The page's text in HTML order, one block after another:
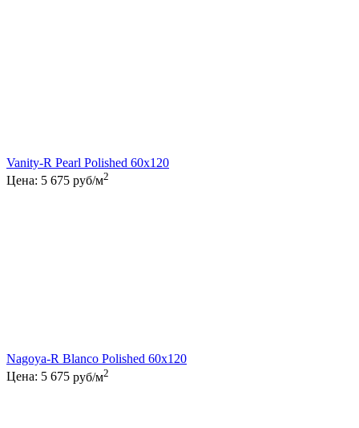
Vanity-R Pearl Polished 60x120
Цена: 5 675 руб/м2
Nagoya-R Blanco Polished 60x120
Цена: 5 675 руб/м2